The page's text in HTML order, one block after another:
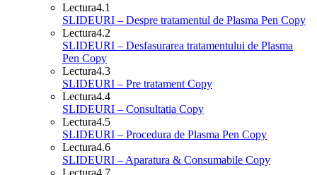
Lectura4.1
SLIDEURI – Despre tratamentul de Plasma Pen Copy
Lectura4.2
SLIDEURI – Desfasurarea tratamentului de Plasma
Pen Copy
Lectura4.3
SLIDEURI – Pre tratament Copy
Lectura4.4
SLIDEURI – Consultatia Copy
Lectura4.5
SLIDEURI – Procedura de Plasma Pen Copy
Lectura4.6
SLIDEURI – Aparatura & Consumabile Copy
Lectura4.7